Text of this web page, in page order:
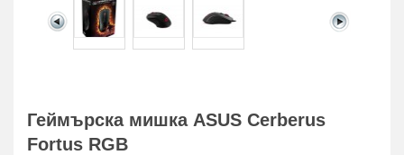
Геймърска мишка ASUS Cerberus
Fortus RGB